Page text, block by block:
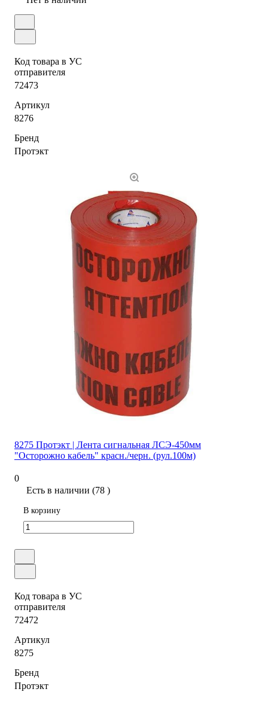
Код товара в УС
отправителя
72473
Артикул
8276
Бренд
Протэкт
8275 Протэкт | Лента сигнальная ЛСЭ-450мм
"Осторожно кабель" красн./черн. (рул.100м)
0
Есть в наличии (78 )
В корзину
Код товара в УС
отправителя
72472
Артикул
8275
Бренд
Протэкт